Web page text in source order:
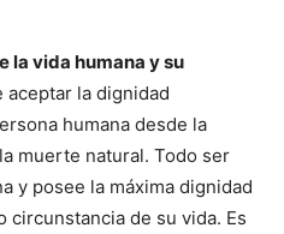
la vida humana y su
aceptar la dignidad
humana desde la
muerte natural. Todo ser
y posee la máxima dignidad
circunstancia de su vida. Es